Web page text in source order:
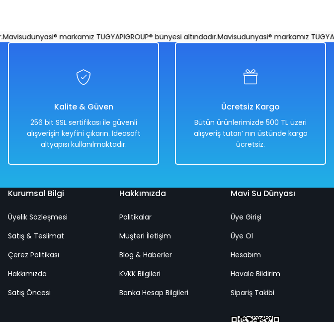
markamız TUGYAPIGROUP® bünyesi altındadır.Mavisudunyasi® markamız
Kalite & Güven
256 bit SSL sertifikası ile güvenli
alışverişin keyfini çıkarın. İdeasoft
altyapısı kullanılmaktadır.
Ücretsiz Kargo
Bütün ürünlerimizde 500 TL üzeri
alışveriş tutarı’ nın üstünde kargo
ücretsiz.
Kurumsal Bilgi
Üyelik Sözleşmesi
Satış & Teslimat
Çerez Politikası
Hakkımızda
Satış Öncesi
Hakkımızda
Politikalar
Müşteri İletişim
Blog & Haberler
KVKK Bilgileri
Banka Hesap Bilgileri
Mavi Su Dünyası
Üye Girişi
Üye Ol
Hesabım
Havale Bildirim
Sipariş Takibi